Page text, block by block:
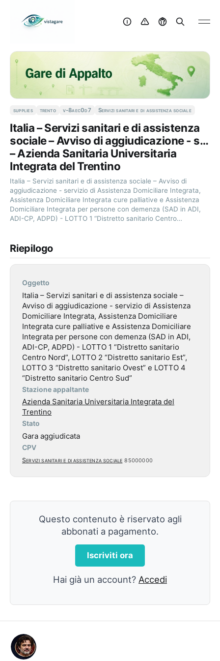
supplies trento v-8aec0d7 Servizi sanitari e di assistenza sociale
Italia – Servizi sanitari e di assistenza
sociale – Avviso di aggiudicazione - s…
– Azienda Sanitaria Universitaria
Integrata del Trentino
Italia – Servizi sanitari e di assistenza sociale – Avviso di
aggiudicazione - servizio di Assistenza Domiciliare Integrata,
Assistenza Domiciliare Integrata cure palliative e Assistenza
Domiciliare Integrata per persone con demenza (SAD in ADI,
ADI-CP, ADPD) - LOTTO 1 “Distretto sanitario Centro…
Riepilogo
Oggetto
Italia – Servizi sanitari e di assistenza sociale –
Avviso di aggiudicazione - servizio di Assistenza
Domiciliare Integrata, Assistenza Domiciliare
Integrata cure palliative e Assistenza Domiciliare
Integrata per persone con demenza (SAD in ADI,
ADI-CP, ADPD) - LOTTO 1 “Distretto sanitario
Centro Nord”, LOTTO 2 “Distretto sanitario Est”,
LOTTO 3 “Distretto sanitario Ovest” e LOTTO 4
“Distretto sanitario Centro Sud”
Stazione appaltante
Azienda Sanitaria Universitaria Integrata del
Trentino
Stato
Gara aggiudicata
CPV
Servizi sanitari e di assistenza sociale 85000000
Questo contenuto è riservato agli
abbonati a pagamento.
Iscriviti ora
Hai già un account? Accedi